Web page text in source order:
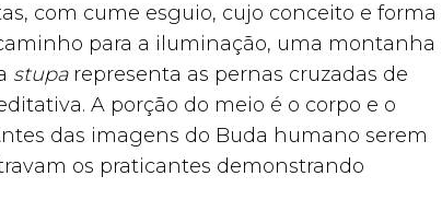
com cume esguio, cujo conceito e forma
para a iluminação, uma montanha
stuparepresenta as pernas cruzadas de
A porção do meio é o corpo e o
das imagens do Buda humano serem
os praticantes demonstrando